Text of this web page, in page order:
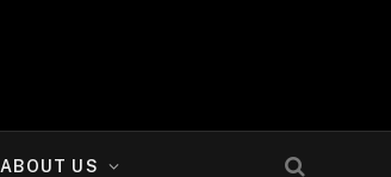
ABOUT US